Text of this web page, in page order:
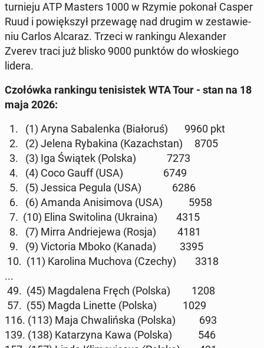
tur­nie­ju ATP Masters 1000 w Rzymie pokonał Casper
Ruud i po­więk­szył prze­wa­gę nad drugim w ze­sta­wie­
niu Carlos Alcaraz. Trzeci w ran­kin­gu Ale­xan­der
Zverev traci już blisko 9000 punktów do wło­skie­go
lidera.
Czo­łów­ka ran­kin­gu te­ni­si­stek WTA Tour - stan na 18
maja 2026:
1. (1) Aryna Sa­ba­len­ka (Bia­ło­ruś) 9960 pkt
2. (2) Jelena Ry­ba­ki­na (Ka­zach­stan) 8705
3. (3) Iga Świątek (Polska) 7273
4. (4) Coco Gauff (USA) 6749
5. (5) Jessica Pegula (USA) 6286
6. (6) Amanda Ani­si­mo­va (USA) 5958
7. (10) Elina Swi­to­li­na (Ukraina) 4315
8. (7) Mirra An­drie­je­wa (Rosja) 4181
9. (9) Vic­to­ria Mboko (Kanada) 3395
10. (11) Ka­ro­li­na Muchova (Czechy) 3318
...
49. (45) Mag­da­le­na Fręch (Polska) 1208
57. (55) Magda Linette (Polska) 1029
116. (113) Maja Chwa­liń­ska (Polska) 693
139. (138) Ka­ta­rzy­na Kawa (Polska) 546